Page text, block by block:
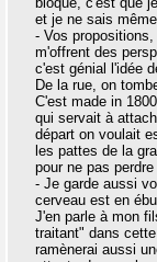
et je ne sais
- Vos
m'offrent des
c'est génial l'idée
De la rue, on
C'est made in
qui servait à
départ on voulait
les pattes de la
pour ne pas perdre
- Je garde aussi
cerveau est en
J'en parle à mon
traitant" dans
ramènerai aussi